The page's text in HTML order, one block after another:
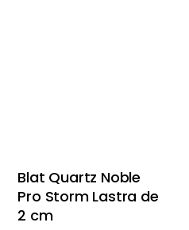
Blat Quartz Noble
Pro Storm Lastra de
2 cm